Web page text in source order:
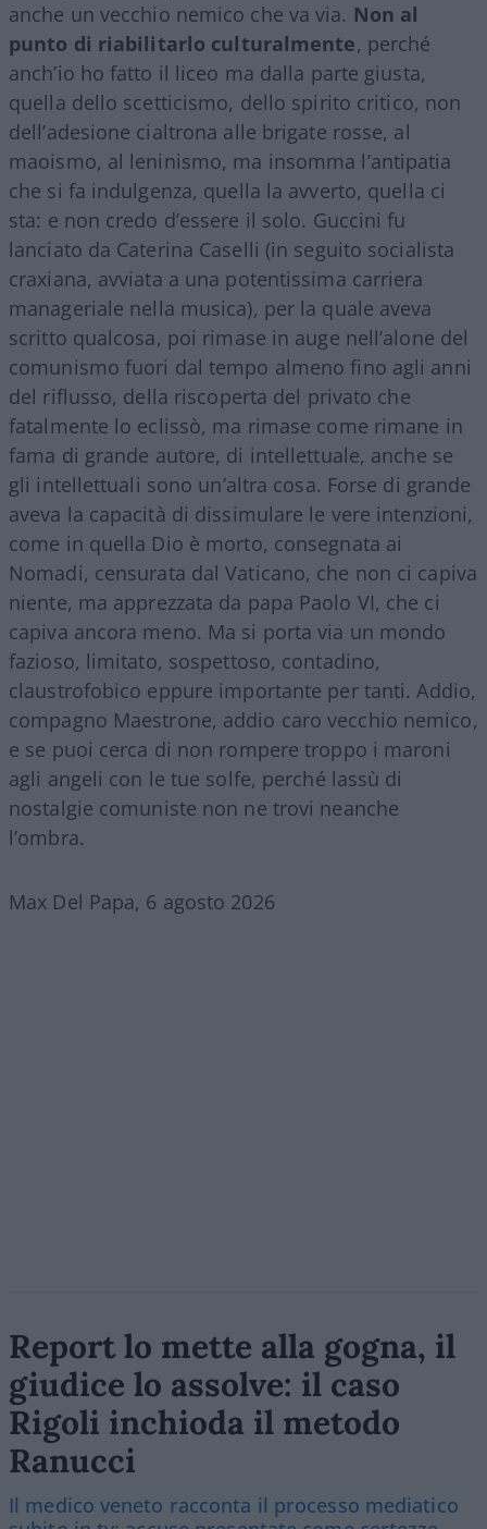
anche un vecchio nemico che va via. Non al
punto di riabilitarlo culturalmente, perché
anch’io ho fatto il liceo ma dalla parte giusta,
quella dello scetticismo, dello spirito critico, non
dell’adesione cialtrona alle brigate rosse, al
maoismo, al leninismo, ma insomma l’antipatia
che si fa indulgenza, quella la avverto, quella ci
sta: e non credo d’essere il solo. Guccini fu
lanciato da Caterina Caselli (in seguito socialista
craxiana, avviata a una potentissima carriera
manageriale nella musica), per la quale aveva
scritto qualcosa, poi rimase in auge nell’alone del
comunismo fuori dal tempo almeno fino agli anni
del riflusso, della riscoperta del privato che
fatalmente lo eclissò, ma rimase come rimane in
fama di grande autore, di intellettuale, anche se
gli intellettuali sono un’altra cosa. Forse di grande
aveva la capacità di dissimulare le vere intenzioni,
come in quella Dio è morto, consegnata ai
Nomadi, censurata dal Vaticano, che non ci capiva
niente, ma apprezzata da papa Paolo VI, che ci
capiva ancora meno. Ma si porta via un mondo
fazioso, limitato, sospettoso, contadino,
claustrofobico eppure importante per tanti. Addio,
compagno Maestrone, addio caro vecchio nemico,
e se puoi cerca di non rompere troppo i maroni
agli angeli con le tue solfe, perché lassù di
nostalgie comuniste non ne trovi neanche
l’ombra.
Max Del Papa, 6 agosto 2026
Report lo mette alla gogna, il
giudice lo assolve: il caso
Rigoli inchioda il metodo
Ranucci
Il medico veneto racconta il processo mediatico